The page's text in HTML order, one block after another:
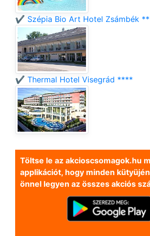
✔️ Szépia Bio Art Hotel Zsámbék
✔️ Thermal Hotel Visegrád ****
Töltse le az akcioscsomagok.hu
applikációt, hogy minden
önnel legyen az összes akciós